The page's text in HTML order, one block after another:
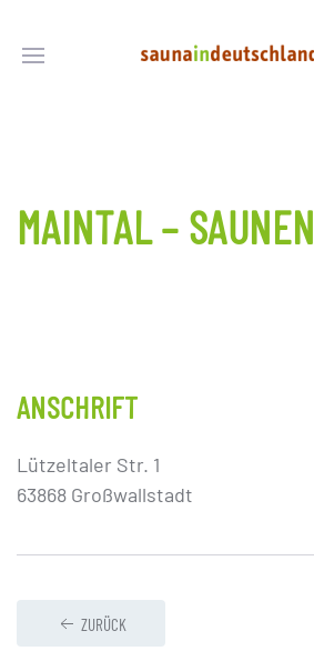
MAINTAL – SAUNEN
ANSCHRIFT
Lützeltaler Str. 1
63868 Großwallstadt
ZURÜCK